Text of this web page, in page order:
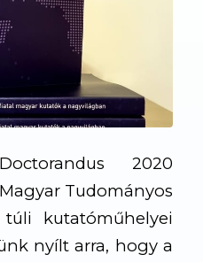
2020
Tudományos
kutatóműhelyei
nyílt arra, hogy a